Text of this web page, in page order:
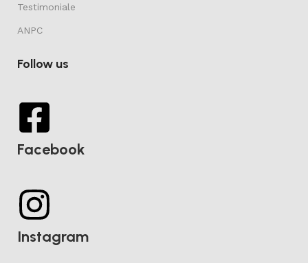
Testimoniale
ANPC
Follow us
Facebook
Instagram